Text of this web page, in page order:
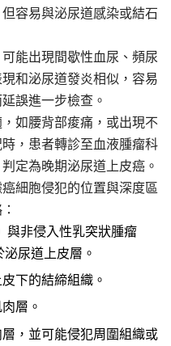
容易與泌尿道感染或結石
能出現間歇性血尿、頻尿
和泌尿道發炎相似，容易
誤進一步檢查。
如腰背部痠痛，或出現不
，患者轉診至血液腫瘤科
定為晚期泌尿道上皮癌。
細胞侵犯的位置與深度區
與非侵入性乳突狀腫瘤
泌尿道上皮層。
下的結締組織。
層。
，並可能侵犯周圍組織或